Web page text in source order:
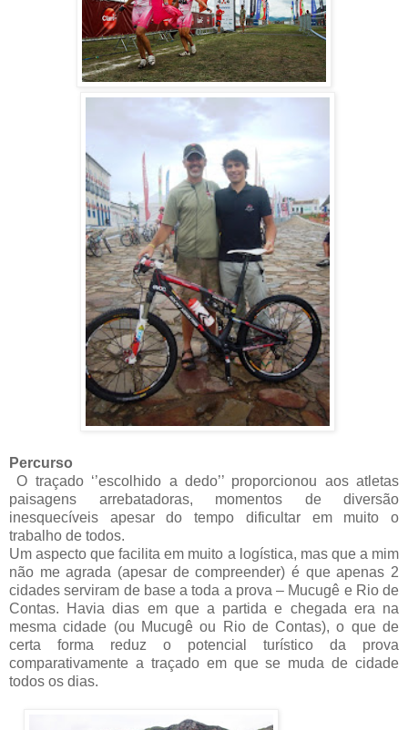
Percurso
O traçado ‘’escolhido a dedo’’ proporcionou aos atletas
paisagens arrebatadoras, momentos de diversão
inesquecíveis apesar do tempo dificultar em muito o
trabalho de todos.
Um aspecto que facilita em muito a logística, mas que a mim
não me agrada (apesar de compreender) é que apenas 2
cidades serviram de base a toda a prova – Mucugê e Rio de
Contas. Havia dias em que a partida e chegada era na
mesma cidade (ou Mucugê ou Rio de Contas), o que de
certa forma reduz o potencial turístico da prova
comparativamente a traçado em que se muda de cidade
todos os dias.